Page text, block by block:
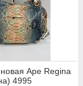
Ape Regina
4995